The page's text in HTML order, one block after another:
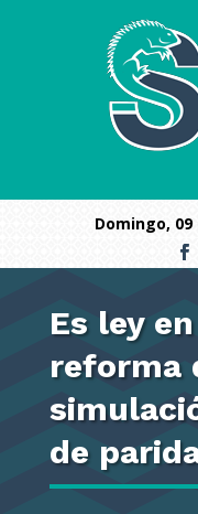
domingo,
Es ley
reforma
de